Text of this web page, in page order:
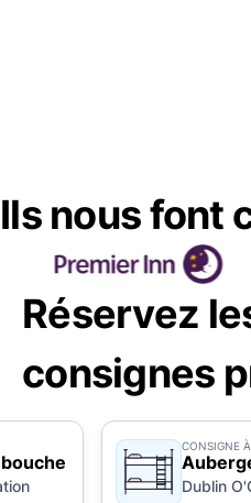
Ils nous font
Réservez
consignes
CONSIGNE À
Dublin